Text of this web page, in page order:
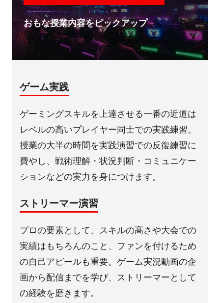
おもな授業内容をピックアップ
ゲーム実践
ゲーミングスキルを上達させる一番の近道は
レベルの高いプレイヤー同士での実践練習。
授業の大半の時間を実践演習での反復練習に
費やし、戦術理解・状況判断・コミュニケー
ションなどの実力を身につけます。
ストリーマー演習
プロの要素として、スキルの高さや大会での
実績はもちろんのこと、ファンを付けるため
の自己アピールも重要。ゲーム実況動画の企
画から配信までを学び、ストリーマーとして
の経験を磨きます。